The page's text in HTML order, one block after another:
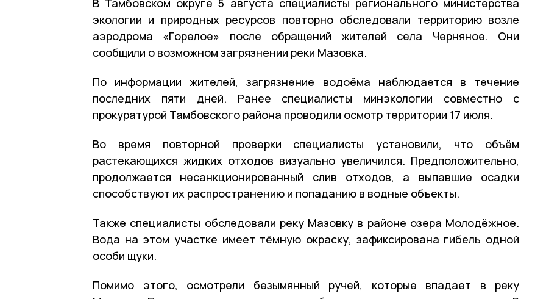
экологии и природных ресурсов повторно обследовали территорию возле
аэродрома «Горелое» после обращений жителей села Черняное. Они
сообщили о возможном загрязнении реки Мазовка.
По информации жителей, загрязнение водоёма наблюдается в течение
последних пяти дней. Ранее специалисты минэкологии совместно с
прокуратурой Тамбовского района проводили осмотр территории 17 июля.
Во время повторной проверки специалисты установили, что объём
растекающихся жидких отходов визуально увеличился. Предположительно,
продолжается несанкционированный слив отходов, а выпавшие осадки
способствуют их распространению и попаданию в водные объекты.
Также специалисты обследовали реку Мазовку в районе озера Молодёжное.
Вода на этом участке имеет тёмную окраску, зафиксирована гибель одной
особи щуки.
Помимо этого, осмотрели безымянный ручей, которые впадает в реку